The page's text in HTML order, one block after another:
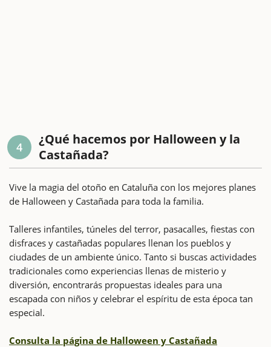
4
¿Qué hacemos por Halloween y la
Castañada?
Vive la magia del otoño en Cataluña con los mejores planes
de Halloween y Castañada para toda la familia.
Talleres infantiles, túneles del terror, pasacalles, fiestas con
disfraces y castañadas populares llenan los pueblos y
ciudades de un ambiente único. Tanto si buscas actividades
tradicionales como experiencias llenas de misterio y
diversión, encontrarás propuestas ideales para una
escapada con niños y celebrar el espíritu de esta época tan
especial.
Consulta la página de Halloween y Castañada